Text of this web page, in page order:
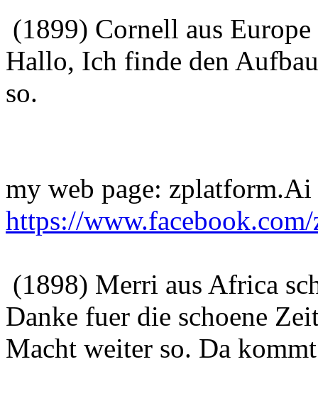
(1899) Cornell aus
Hallo, Ich finde den
so.
my web page: zplatform.Ai
https://
(1898) Merri aus Africa
Danke fuer die schoene
Macht weiter so. Da